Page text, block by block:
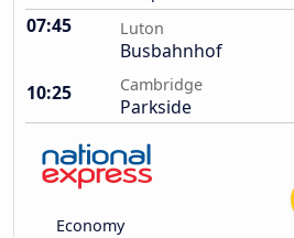
07:45 Luton
Busbahnhof
10:25
Cambridge
Parkside
Economy